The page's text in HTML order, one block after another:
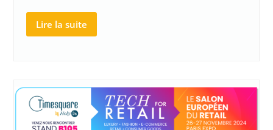
Lire la suite